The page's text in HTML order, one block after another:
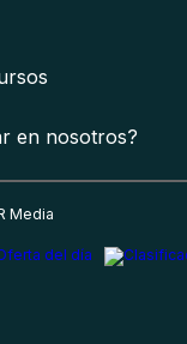
en nosotros?
Media